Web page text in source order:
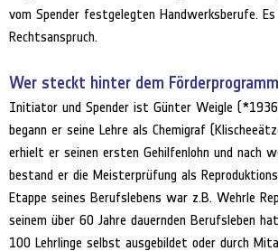
vom Spender festgelegten Handwerksberufe.
Rechtsanspruch.
Wer steckt hinter dem
Initiator und Spender ist Günter Weigle
begann er seine Lehre als Chemigraf
erhielt er seinen ersten Gehilfenlohn und nach
bestand er die Meisterprüfung als
Etappe seines Berufslebens war z.B. Wehrle
seinem über 60 Jahre dauernden Berufsleben
100 Lehrlinge selbst ausgebildet oder durch